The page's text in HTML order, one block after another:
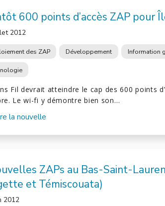
600 points d’accès ZAP pour
2012
des ZAP Développement Information
Fil devrait atteindre le cap des 600 points
Le wi-fi y démontre bien son…
la nouvelle
ZAPs au Bas-Saint-
et Témiscouata)
2012